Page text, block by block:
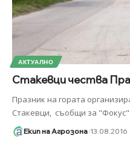
АКТУАЛНО
Стакевци чества
Празник на гората
Стакевци, съобщи за
Екип на Агрозона 13.08.2016